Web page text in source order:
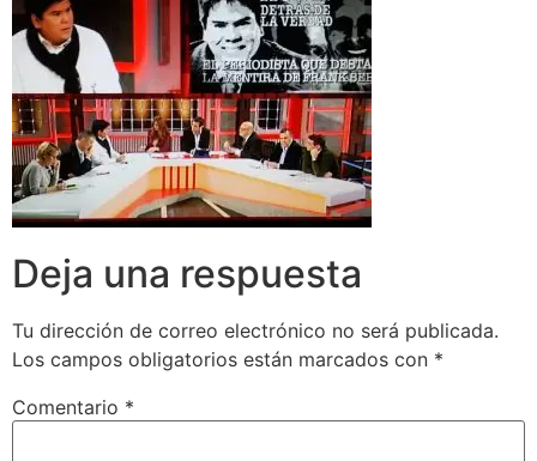
Deja una respuesta
Tu dirección de correo electrónico no será publicada.
Los campos obligatorios están marcados con *
Comentario *